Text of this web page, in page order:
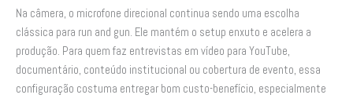
Na câmera, o microfone direcional continua sendo uma escolha
clássica para run and gun. Ele mantém o setup enxuto e acelera a
produção. Para quem faz entrevistas em vídeo para YouTube,
documentário, conteúdo institucional ou cobertura de evento, essa
configuração costuma entregar bom custo-benefício, especialmente